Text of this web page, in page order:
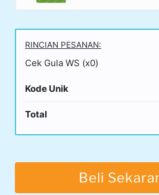
RINCIAN PESANAN:
Cek Gula WS (x0)
Kode Unik
Total
Beli